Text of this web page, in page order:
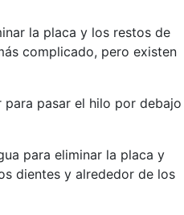
la placa y los restos de
complicado, pero existen
pasar el hilo por debajo
para eliminar la placa y
dientes y alrededor de los